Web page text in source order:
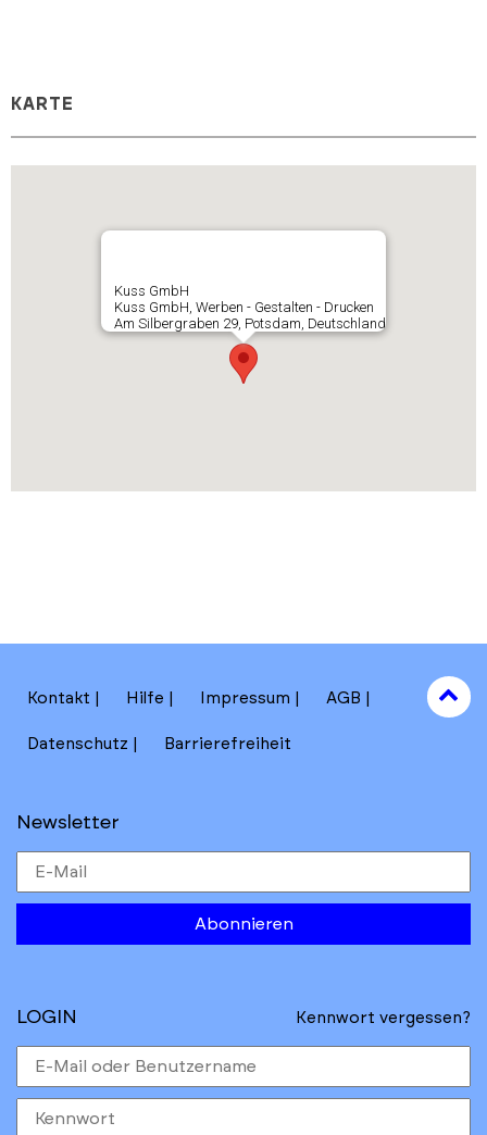
KARTE
Kuss GmbH
Kuss GmbH, Werben - Gestalten - Drucken
Am Silbergraben 29, Potsdam, Deutschland
Kontakt Hilfe Impressum AGB
Datenschutz Barrierefreiheit
Newsletter
Abonnieren
to
top
LOGIN Kennwort vergessen?